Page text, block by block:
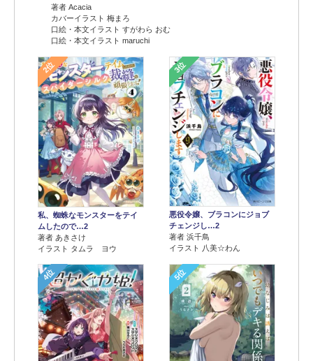
著者 Acacia
カバーイラスト 梅まろ
口絵・本文イラスト すがわら おむ
口絵・本文イラスト maruchi
2位
私、蜘蛛なモンスターをテイ
ムしたので…2
著者 あきさけ
イラスト タムラ ヨウ
3位
悪役令嬢、ブラコンにジョブ
チェンジし…2
著者 浜千鳥
イラスト 八美☆わん
4位 5位